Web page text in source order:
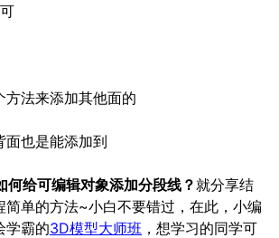
方法来添加其他面的
面也是能添加到
何给可编辑对象添加分段线？ 就分享结
简单的方法~小白不要错过，在此，小编
学霸的3D模型大师班 ，想学习的同学可